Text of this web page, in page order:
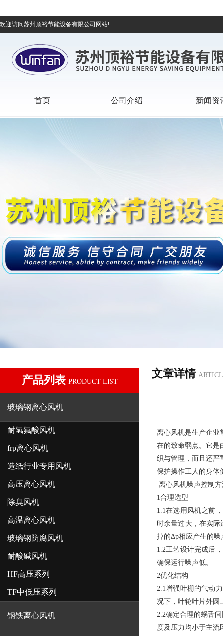
欢迎访问苏州顶裕节能设备有限公司网站!
首页 公司介绍 新闻资
产品列表 PRODUCT LIST
玻璃钢离心风机
耐氢氟酸风机
frp离心风机
造纸行业专用风机
高压离心风机
除臭风机
高温离心风机
玻璃钢防腐风机
耐酸碱风机
HF高压系列
TF中低压系列
钢铁离心风机
文章详情
离心风机是生产企业
在的致命弱点。它是
织与管理，而且还严
保护操作工人的身体
离心风机噪声控制方
1合理选型
1.1在选用风机之前
时余量过大，在实际
掉的Δp相应产生的
1.2工艺设计完成后
确保运行噪声低。
2优化结构
2.1增强叶栅的气动
况下，叶轮叶片外圆
2.2确定合理的蜗舌
度及压力均小于主流